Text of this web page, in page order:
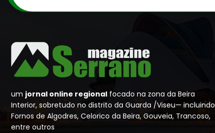
um jornal online regional focado na zona da Beira
Interior, sobretudo no distrito da Guarda /Viseu— incluindo
Fornos de Algodres, Celorico da Beira, Gouveia, Trancoso,
entre outros